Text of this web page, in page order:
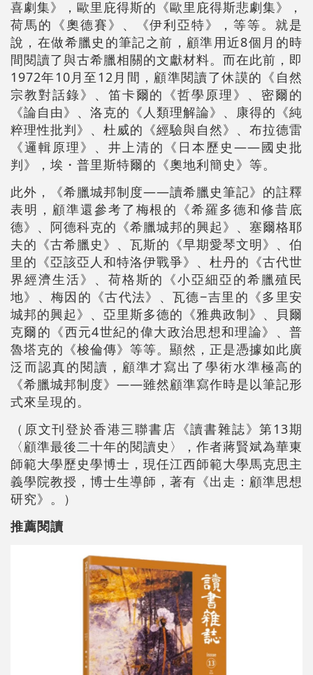
喜劇集》，歐里庇得斯的《歐里庇得斯悲劇集》，
荷馬的《奧德賽》、《伊利亞特》，等等。就是
說，在做希臘史的筆記之前，顧準用近8個月的時
間閱讀了與古希臘相關的文獻材料。而在此前，即
1972年10月至12月間，顧準閱讀了休謨的《自然
宗教對話錄》、笛卡爾的《哲學原理》、密爾的
《論自由》、洛克的《人類理解論》、康得的《純
粹理性批判》、杜威的《經驗與自然》、布拉德雷
《邏輯原理》、井上清的《日本歷史——國史批
判》，埃・普里斯特爾的《奧地利簡史》等。
此外，《希臘城邦制度——讀希臘史筆記》的註釋
表明，顧準還參考了梅根的《希羅多德和修昔底
德》、阿德科克的《希臘城邦的興起》、塞爾格耶
夫的《古希臘史》、瓦斯的《早期愛琴文明》、伯
里的《亞該亞人和特洛伊戰爭》、杜丹的《古代世
界經濟生活》、荷格斯的《小亞細亞的希臘殖民
地》、梅因的《古代法》、瓦德−吉里的《多里安
城邦的興起》、亞里斯多德的《雅典政制》、貝爾
克爾的《西元4世紀的偉大政治思想和理論》、普
魯塔克的《梭倫傳》等等。顯然，正是憑據如此廣
泛而認真的閱讀，顧準才寫出了學術水準極高的
《希臘城邦制度》——雖然顧準寫作時是以筆記形
式來呈現的。
（原文刊登於香港三聯書店《讀書雜誌》第13期
〈顧準最後二十年的閱讀史〉，作者蔣賢斌為華東
師範大學歷史學博士，現任江西師範大學馬克思主
義學院教授，博士生導師，著有《出走：顧準思想
研究》。）
推薦閱讀